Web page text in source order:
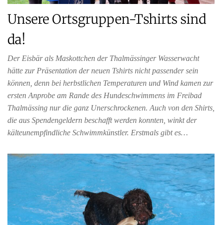
Unsere Ortsgruppen-Tshirts sind
da!
Der Eisbär als Maskottchen der Thalmässinger Wasserwacht
hätte zur Präsentation der neuen Tshirts nicht passender sein
können, denn bei herbstlichen Temperaturen und Wind kamen zur
ersten Anprobe am Rande des Hundeschwimmens im Freibad
Thalmässing nur die ganz Unerschrockenen. Auch von den Shirts,
die aus Spendengeldern beschafft werden konnten, winkt der
kälteunempfindliche Schwimmkünstler. Erstmals gibt es…